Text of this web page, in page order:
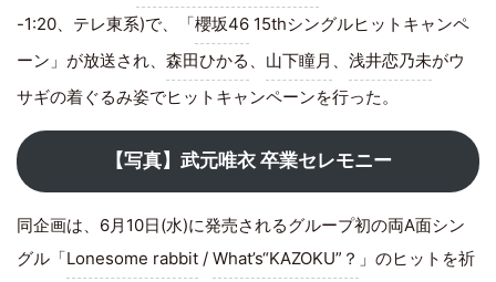
-1:20、テレ東系)で、「櫻坂46 15thシングルヒットキャンペ
ーン」が放送され、 森田ひかる 、 山下瞳月 、 浅井恋乃未がウ
サギの着ぐるみ姿でヒットキャンペーンを行った。
【写真】武元唯衣 卒業セレモニー
同企画は、6月10日(水)に発売されるグループ初の両A面シン
グル「Lonesome rabbit / What’s“KAZOKU”？ 」のヒットを祈